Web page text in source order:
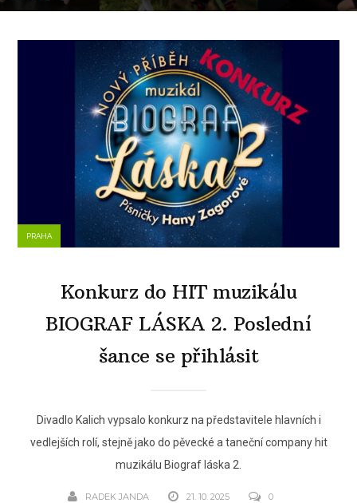
PRAHA
Konkurz do HIT muzikálu
BIOGRAF LÁSKA 2. Poslední
šance se přihlásit
Divadlo Kalich vypsalo konkurz na představitele hlavních i
vedlejších rolí, stejně jako do pěvecké a taneční company hit
muzikálu Biograf láska 2.
RADEK JANDA 21. 10. 2025 0